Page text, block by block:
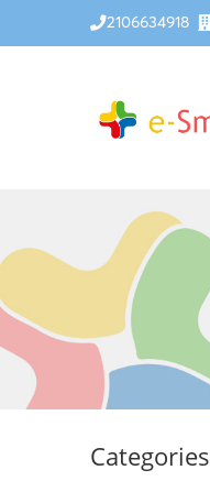
2106634918
Categories